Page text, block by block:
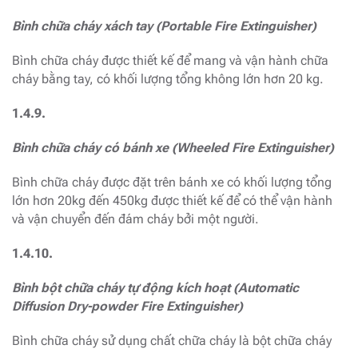
Bình chữa cháy xách tay (Portable Fire Extinguisher)
Bình chữa cháy được thiết kế để mang và vận hành chữa
cháy bằng tay, có khối lượng tổng không lớn hơn 20 kg.
1.4.9.
Bình chữa cháy có bánh xe (Wheeled Fire Extinguisher)
Bình chữa cháy được đặt trên bánh xe có khối lượng tổng
lớn hơn 20kg đến 450kg được thiết kế để có thể vận hành
và vận chuyển đến đám cháy bởi một người.
1.4.10.
Bình bột chữa cháy tự động kích hoạt (Automatic
Diffusion Dry-powder Fire Extinguisher)
Bình chữa cháy sử dụng chất chữa cháy là bột chữa cháy